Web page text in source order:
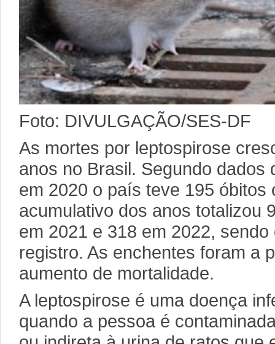
Foto: DIVULGAÇÃO/SES-DF
As mortes por leptospirose
anos no Brasil. Segundo dados
em 2020 o país teve 195 óbitos
acumulativo dos anos totalizou
em 2021 e 318 em 2022,
registro. As enchentes foram a
aumento de mortalidade.
A leptospirose é uma doença
quando a pessoa é